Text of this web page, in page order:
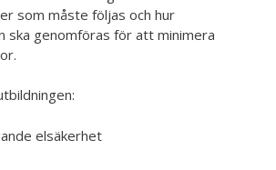
som måste följas och hur
ska genomföras för att minimera
elsäkerhet